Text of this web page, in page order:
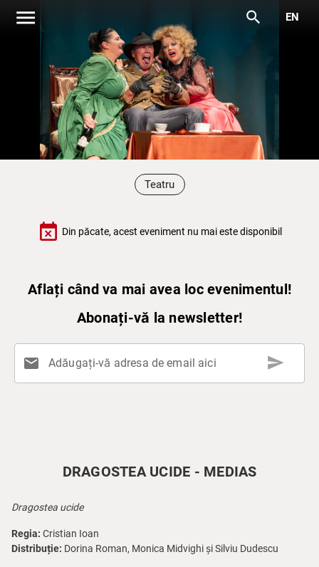
menu search EN
Teatru
event_busy Din păcate, acest eveniment nu mai este disponibil
Aflați când va mai avea loc evenimentul!
Abonați-vă la newsletter!
mail Adăugați-vă adresa de email aici send
DRAGOSTEA UCIDE - MEDIAS
Dragostea ucide
Regia: Cristian Ioan
Distribuție: Dorina Roman, Monica Midvighi și Silviu Dudescu